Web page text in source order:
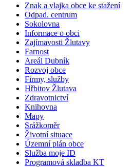
Znak a vlajka obce ke stažení
Odpad. centrum
Sokolovna
Informace o obci
Zajímavosti Žlutavy
Farnost
Areál Dubník
Rozvoj obce
Firmy, služby
Hřbitov Žlutava
Zdravotnictví
Knihovna
Mapy
Srážkoměr
Životní situace
Územní plán obce
Služba moje ID
Programová skladba KT